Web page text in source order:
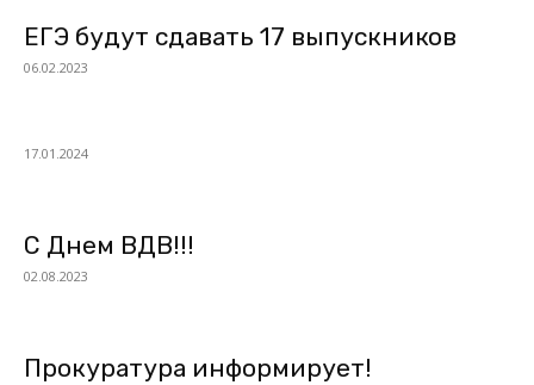
ЕГЭ будут сдавать 17 выпускников
06.02.2023
17.01.2024
С Днем ВДВ!!!
02.08.2023
Прокуратура информирует!